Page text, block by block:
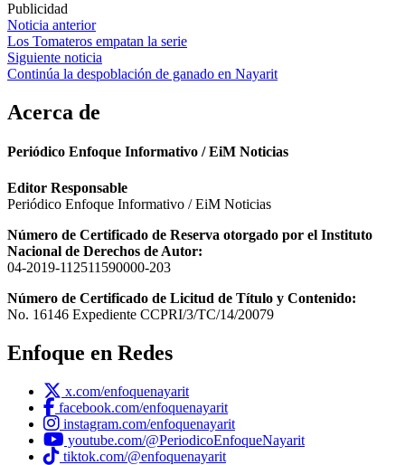
Publicidad
Navegación
de
entradas
Noticia anterior
Los Tomateros empatan la serie
Siguiente noticia
Continúa la despoblación de ganado en Nayarit
Acerca de
Periódico Enfoque Informativo / EiM Noticias
Editor Responsable
Periódico Enfoque Informativo / EiM Noticias
Número de Certificado de Reserva otorgado por el Instituto
Nacional de Derechos de Autor:
04-2019-112511590000-203
Número de Certificado de Licitud de Título y Contenido:
No. 16146 Expediente CCPRI/3/TC/14/20079
Enfoque en Redes
x.com/enfoquenayarit
facebook.com/enfoquenayarit
instagram.com/enfoquenayarit
youtube.com/@PeriodicoEnfoqueNayarit
tiktok.com/@enfoquenayarit